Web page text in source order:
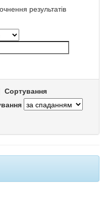
результатів
Сортування